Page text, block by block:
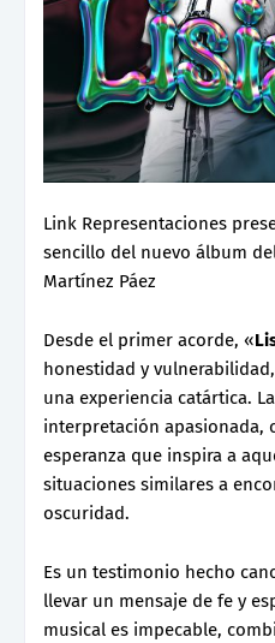
Link Representaciones
sencillo del nuevo álbum
Martínez Páez
Desde el primer acorde, «
honestidad y
una experiencia catártica.
interpretación apasionada,
esperanza que inspira a
situaciones similares a
oscuridad.
Es un testimonio hecho
llevar un mensaje de fe y
musical es impecable,